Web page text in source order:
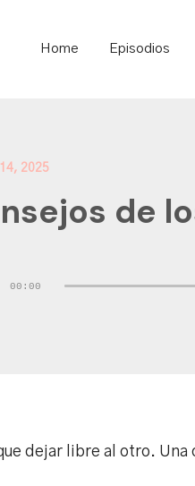
Home Episodios
2025
de
00:00
dejar libre al otro. Una